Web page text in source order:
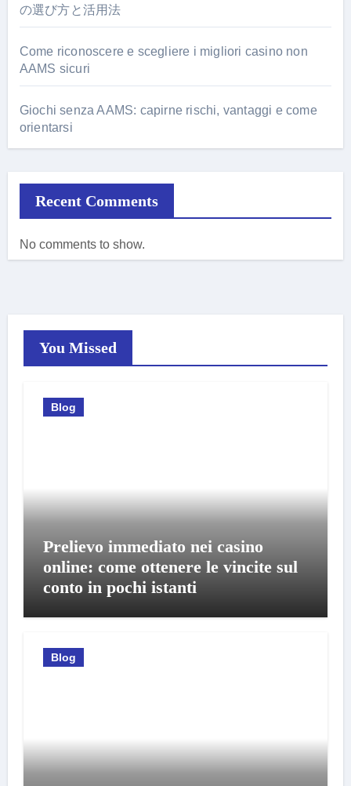
の選び方と活用法
Come riconoscere e scegliere i migliori casino non
AAMS sicuri
Giochi senza AAMS: capirne rischi, vantaggi e come
orientarsi
Recent Comments
No comments to show.
You Missed
Blog
Prelievo immediato nei casino
online: come ottenere le vincite sul
conto in pochi istanti
Blog